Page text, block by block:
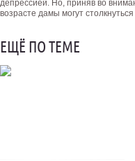
депрессией. Но, приняв во
возрасте дамы могут
ЕЩЁ ПО ТЕМЕ